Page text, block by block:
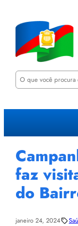
P
u
a
faz
do
janeiro 24, 2024